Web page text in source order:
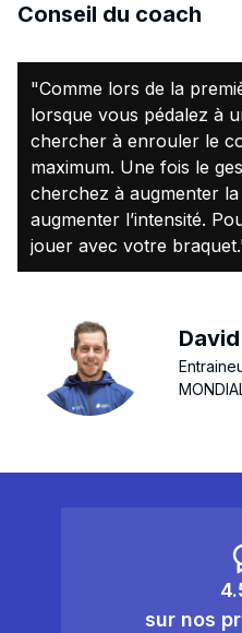
Conseil du coach
"Comme lors de la
lorsque vous pédalez à
chercher à enrouler le
maximum. Une fois le
cherchez à augmenter
augmenter l’intensité.
jouer avec votre
sur nos